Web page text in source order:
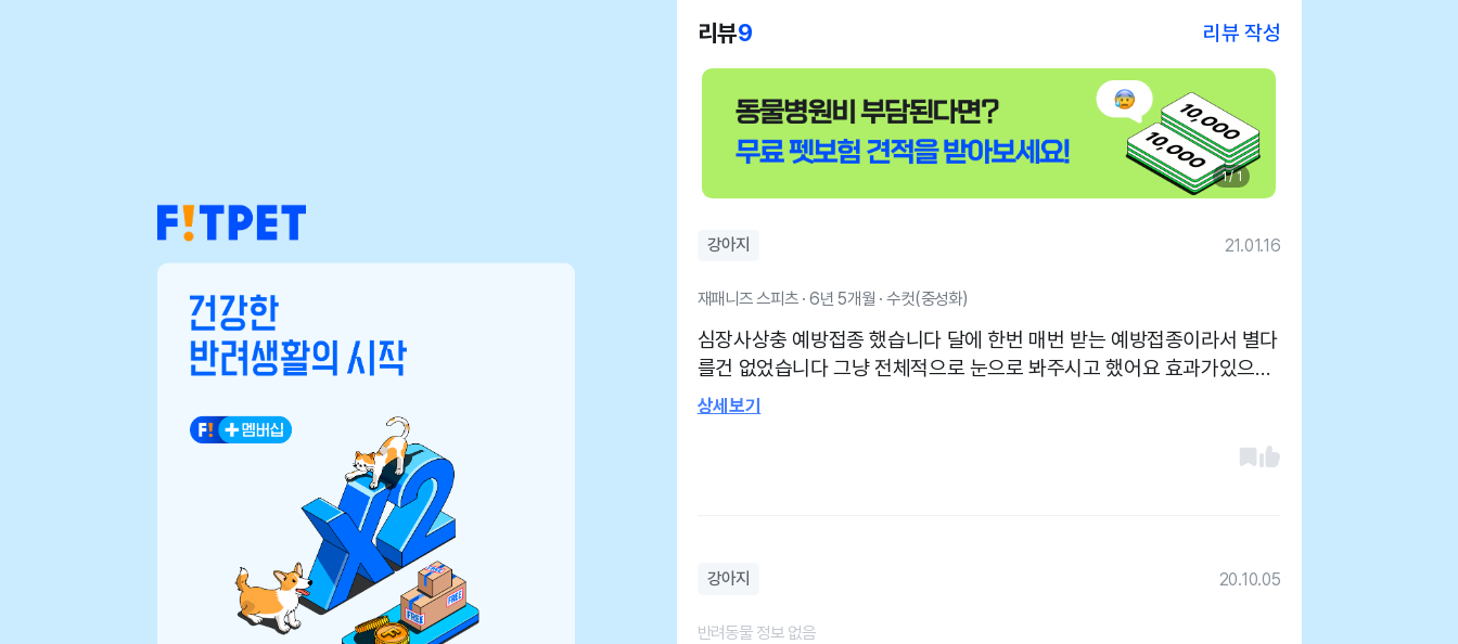
리뷰9 리뷰 작성
1 / 1
강아지 21.01.16
재패니즈 스피츠 · 6년 5개월 · 수컷(중성화)
심장사상충 예방접종 했습니다 달에 한번 매번 받는 예방접종이라서 별다
를건 없었습니다 그냥 전체적으로 눈으로 봐주시고 했어요 효과가있으면
좋겠네요 주말에 웨이팅이 매우 길어요 병원이 좁아 아이들의 제어가 어
상세보기
강아지 20.10.05
반려동물 정보 없음